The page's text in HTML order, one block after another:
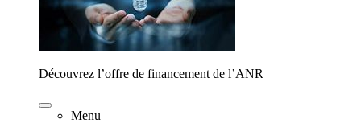
Découvrez l’offre de financement de l’ANR
Menu